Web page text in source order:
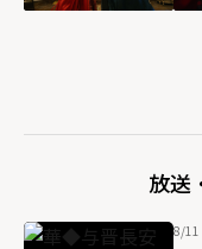
放送
8/11